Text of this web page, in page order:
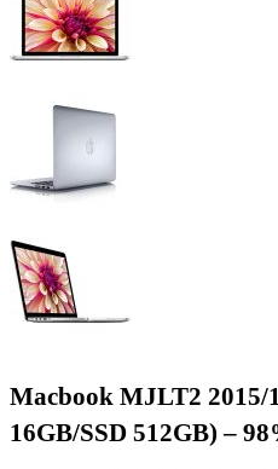
Macbook MJLT2 2015/
16GB/SSD 512GB) –